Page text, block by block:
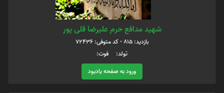
شهید مدافع حرم علیرضا قلی پور
بازدید: 815 - کد متوفی: 72436
تولد: فوت:
ورود به صفحه یادبود